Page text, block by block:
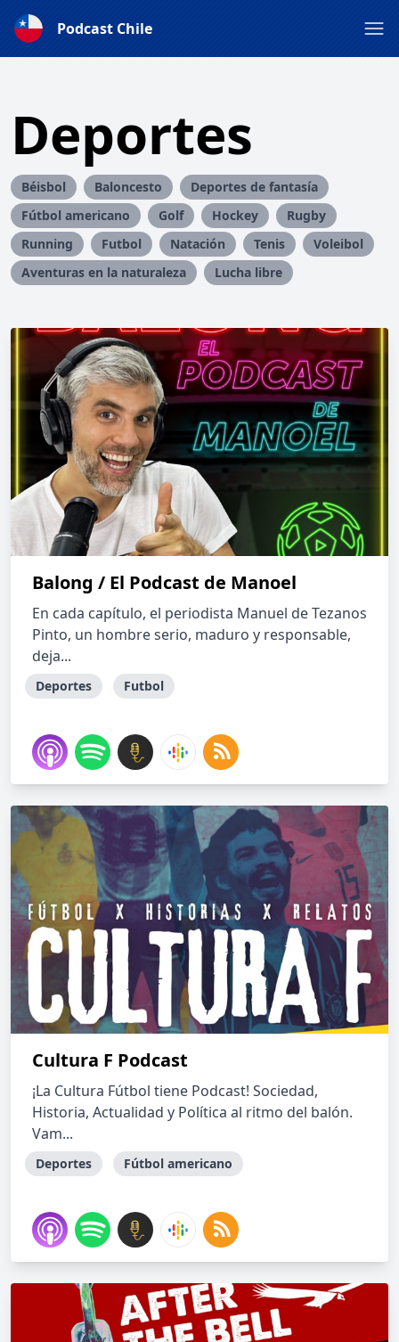
Podcast Chile
Deportes
Béisbol Baloncesto
Deportes de fantasía
Fútbol americano
Golf Hockey
Rugby
Running
Futbol Natación Tenis
Voleibol
Aventuras en la naturaleza
Lucha libre
Balong / El Podcast de Manoel
En cada capítulo, el periodista Manuel de Tezanos
Pinto, un hombre serio, maduro y responsable,
deja...
Deportes Futbol
Cultura F Podcast
¡La Cultura Fútbol tiene Podcast! Sociedad,
Historia, Actualidad y Política al ritmo del balón.
Vam...
Deportes Fútbol americano